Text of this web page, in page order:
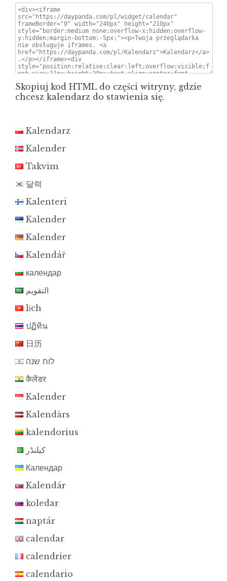
Skopiuj kod HTML do części witryny, gdzie
chcesz kalendarz do stawienia się.
Kalendarz
Kalender
Takvim
달력
Kalenteri
Kalender
Kalender
Kalendář
календар
التقويم
lịch
ปฏิทิน
日历
לוח שנה
कैलेंडर
Kalender
Kalendārs
kalendorius
کیلنڈر
Календар
Kalendár
koledar
naptár
calendar
calendrier
calendario